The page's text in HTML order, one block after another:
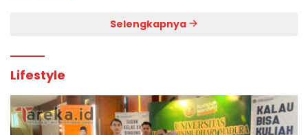
Selengkapnya
Lifestyle